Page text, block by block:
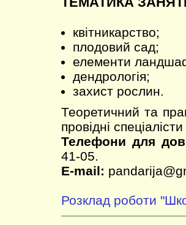
квітникарство;
плодовий сад;
елементи
дендрологія;
захист рослин.
Теоретичний та
провідні
Телефони для
41-05.
E-mail:
Розклад роботи